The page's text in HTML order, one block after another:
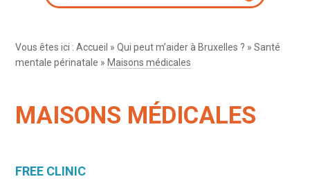
Vous êtes ici :Accueil »Qui peut m’aider à Bruxelles ? »Santé
mentale périnatale » Maisons médicales
MAISONS MÉDICALES
FREE CLINIC